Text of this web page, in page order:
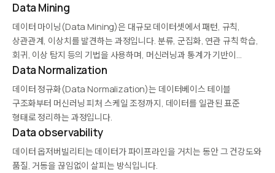
변환·로드·검증 단계를 거칩니다. 다운타임 최소화, 데이터 무결성 보장,
규정 준수 유지가 핵심 과제이며, ETL·ELT 도구와 전용 마이그레이션
서비스가 활용됩니다.
Data Mining
데이터 마이닝(Data Mining)은 대규모 데이터셋에서 패턴, 규칙,
상관관계, 이상치를 발견하는 과정입니다. 분류, 군집화, 연관 규칙 학습,
회귀, 이상 탐지 등의 기법을 사용하며, 머신러닝과 통계가 기반이
됩니다. 마케팅(장바구니 분석), 금융(사기 탐지), 의료(질병 예측), 웹
로그 분석 등 다양한 분야에 적용됩니다.
Data Normalization
데이터 정규화(Data Normalization)는 데이터베이스 테이블
구조화부터 머신러닝 피처 스케일 조정까지, 데이터를 일관된 표준
형태로 정리하는 과정입니다.
Data observability
데이터 옵저버빌리티는 데이터가 파이프라인을 거치는 동안 그 건강도와
품질, 거동을 끊임없이 살피는 방식입니다.